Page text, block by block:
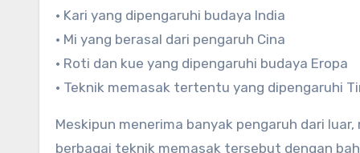
• Kari yang dipengaruhi budaya India
• Mi yang berasal dari pengaruh Cina
• Roti dan kue yang dipengaruhi budaya Eropa
• Teknik memasak tertentu yang dipengaruhi
Meskipun menerima banyak pengaruh dari
berbagai teknik memasak tersebut dengan